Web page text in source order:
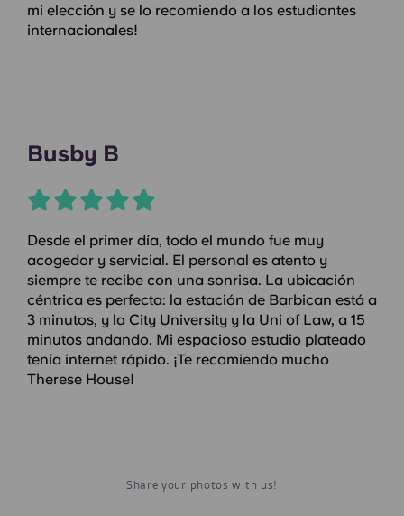
mi elección y se lo recomiendo a los estudiantes
internacionales!
Busby B
Desde el primer día, todo el mundo fue muy
acogedor y servicial. El personal es atento y
siempre te recibe con una sonrisa. La ubicación
céntrica es perfecta: la estación de Barbican está a
3 minutos, y la City University y la Uni of Law, a 15
minutos andando. Mi espacioso estudio plateado
tenía internet rápido. ¡Te recomiendo mucho
Therese House!